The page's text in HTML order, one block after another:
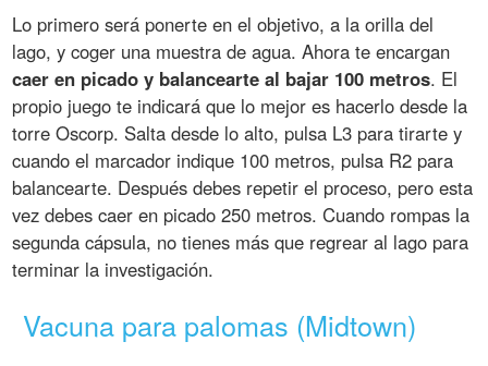
Lo primero será ponerte en el objetivo, a la orilla del
lago, y coger una muestra de agua. Ahora te encargan
caer en picado y balancearte al bajar 100 metros. El
propio juego te indicará que lo mejor es hacerlo desde la
torre Oscorp. Salta desde lo alto, pulsa L3 para tirarte y
cuando el marcador indique 100 metros, pulsa R2 para
balancearte. Después debes repetir el proceso, pero esta
vez debes caer en picado 250 metros. Cuando rompas la
segunda cápsula, no tienes más que regrear al lago para
terminar la investigación.
Vacuna para palomas (Midtown)